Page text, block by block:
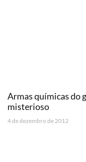
Armas químicas do
misterioso
4 de dezembro de 2012